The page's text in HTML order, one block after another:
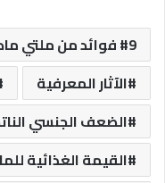
9 فوائد من ملتي ماكا
الآثار المعرفية
الضعف الجنسي
القيمة الغذائية